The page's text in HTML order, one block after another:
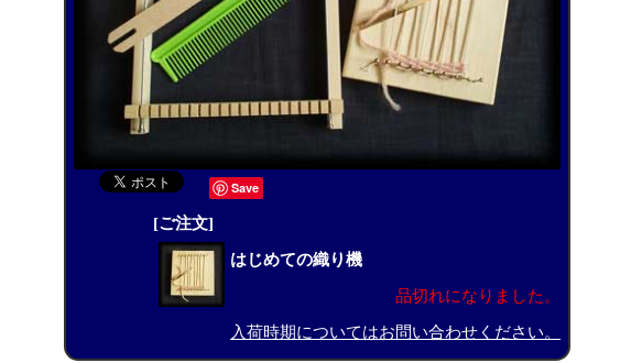
Save
[ご注文]
はじめての織り機
品切れになりました。
入荷時期についてはお問い合わせください。